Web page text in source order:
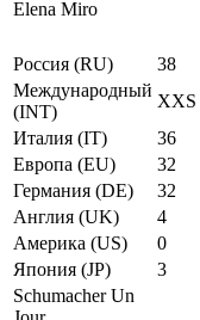
Elena Miro
Россия (RU)
38
Международный
(INT)
XXS
Италия (IT)
36
Европа (EU)
32
Германия (DE)
32
Англия (UK)
4
Америка (US)
0
Япония (JP)
3
Schumacher Un